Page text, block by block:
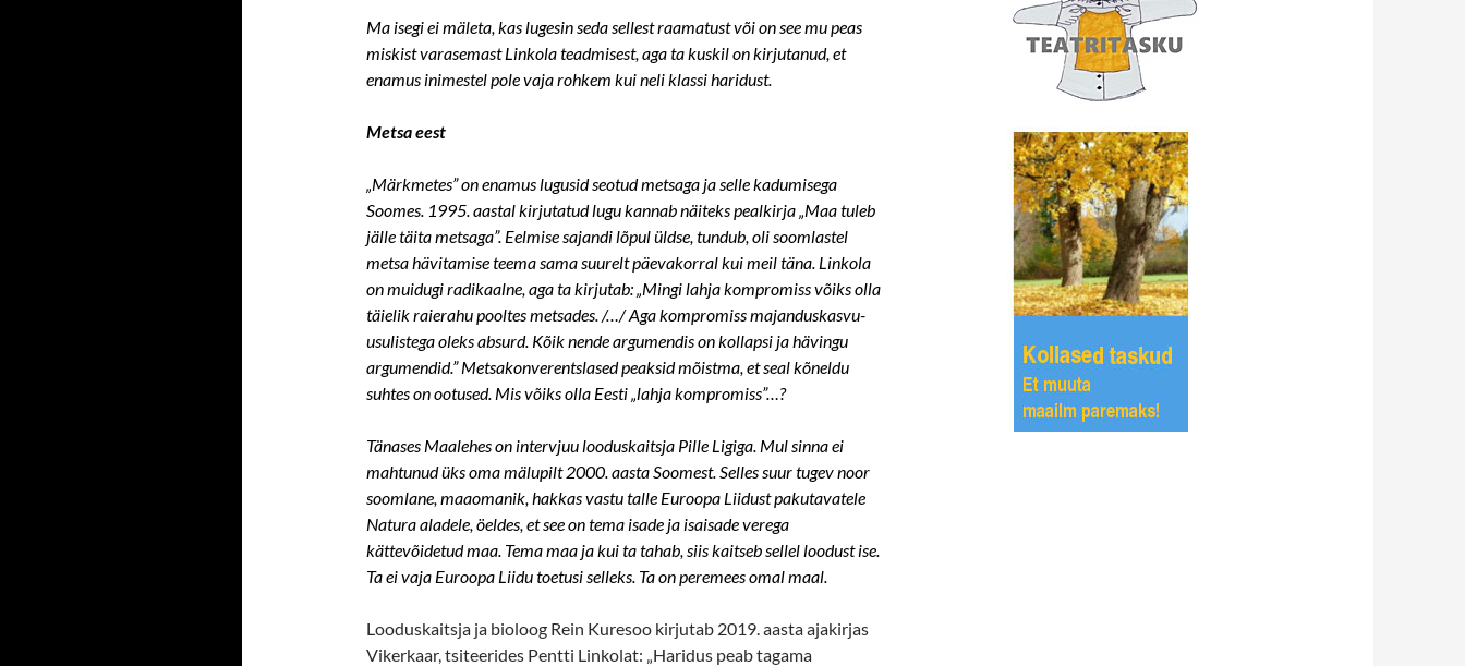
Ma isegi ei mäleta, kas lugesin seda sellest raamatust või on see mu peas
miskist varasemast Linkola teadmisest, aga ta kuskil on kirjutanud, et
enamus inimestel pole vaja rohkem kui neli klassi haridust.
Metsa eest
„Märkmetes” on enamus lugusid seotud metsaga ja selle kadumisega
Soomes. 1995. aastal kirjutatud lugu kannab näiteks pealkirja „Maa tuleb
jälle täita metsaga”. Eelmise sajandi lõpul üldse, tundub, oli soomlastel
metsa hävitamise teema sama suurelt päevakorral kui meil täna. Linkola
on muidugi radikaalne, aga ta kirjutab: „Mingi lahja kompromiss võiks olla
täielik raierahu pooltes metsades. /…/ Aga kompromiss majanduskasvu-
usulistega oleks absurd. Kõik nende argumendis on kollapsi ja hävingu
argumendid.” Metsakonverentslased peaksid mõistma, et seal kõneldu
suhtes on ootused. Mis võiks olla Eesti „lahja kompromiss”…?
Tänases Maalehes on intervjuu looduskaitsja Pille Ligiga. Mul sinna ei
mahtunud üks oma mälupilt 2000. aasta Soomest. Selles suur tugev noor
soomlane, maaomanik, hakkas vastu talle Euroopa Liidust pakutavatele
Natura aladele, öeldes, et see on tema isade ja isaisade verega
kättevõidetud maa. Tema maa ja kui ta tahab, siis kaitseb sellel loodust ise.
Ta ei vaja Euroopa Liidu toetusi selleks. Ta on peremees omal maal.
Looduskaitsja ja bioloog Rein Kuresoo kirjutab 2019. aasta ajakirjas
Vikerkaar, tsiteerides Pentti Linkolat: „Haridus peab tagama